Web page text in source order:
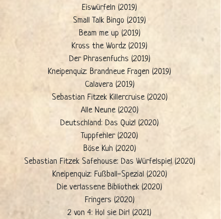
Eiswürfeln (2019)
Small Talk Bingo (2019)
Beam me up (2019)
Kross the Wordz (2019)
Der Phrasenfuchs (2019)
Kneipenquiz: Brandneue Fragen (2019)
Calavera (2019)
Sebastian Fitzek Killercruise (2020)
Alle Neune (2020)
Deutschland: Das Quiz! (2020)
Tuppfehler (2020)
Böse Kuh (2020)
Sebastian Fitzek Safehouse: Das Würfelspiel (2020)
Kneipenquiz: Fußball-Spezial (2020)
Die verlassene Bibliothek (2020)
Fringers (2020)
2 von 4: Hol sie Dir! (2021)